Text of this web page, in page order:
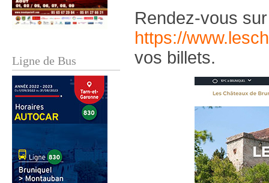
Ligne de Bus
Rendez-vous
https://
vos billets.